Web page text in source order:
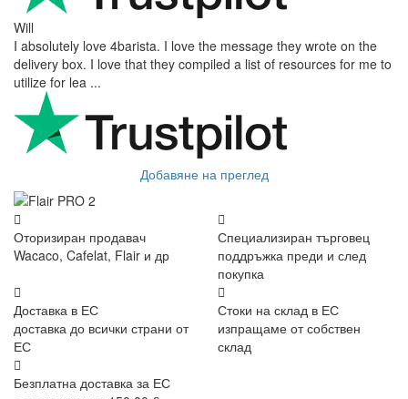
Will
I absolutely love 4barista. I love the message they wrote on the
delivery box. I love that they compiled a list of resources for me to
utilize for lea ...
Добавяне на преглед
Оторизиран продавач
Wacaco, Cafelat, Flair и др
Специализиран търговец
поддръжка преди и след
покупка
Доставка в ЕС
доставка до всички страни от
ЕС
Стоки на склад в ЕС
изпращаме от собствен
склад
Безплатна доставка за ЕС